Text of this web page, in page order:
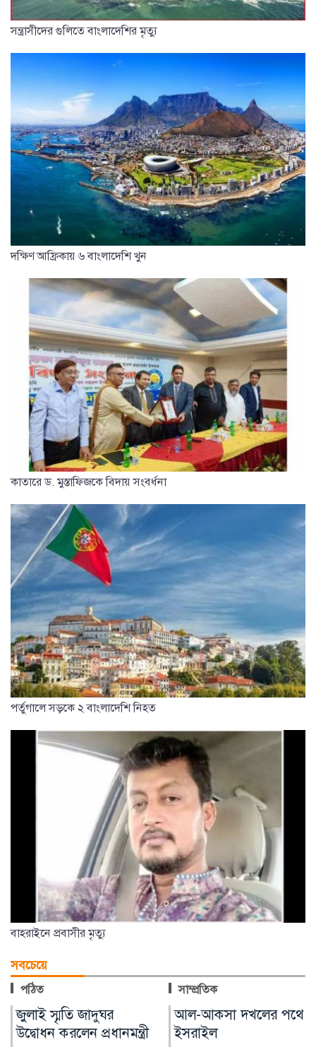
সন্ত্রাসীদের গুলিতে বাংলাদেশির মৃত্যু
দক্ষিণ আফ্রিকায় ৬ বাংলাদেশি খুন
কাতারে ড. মুস্তাফিজকে বিদায় সংবর্ধনা
পর্তুগালে সড়কে ২ বাংলাদেশি নিহত
বাহরাইনে প্রবাসীর মৃত্যু
সবচেয়ে
পঠিত সাম্প্রতিক
আল-আকসা দখলের পথে
ইসরাইল
মারা গেছেন ‘গজনি’ খ্যাত
অভিনেতা প্রদীপ রাওয়াত